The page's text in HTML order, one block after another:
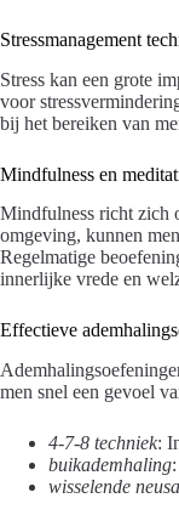
Stressmanagement
Stress kan een grote
voor
bij het bereiken van
Mindfulness en
Mindfulness richt zich
omgeving, kunnen
Regelmatige
innerlijke vrede en
Effectieve
men snel een gevoel
4-7-8 techniek:
buikademhaling
wisselende